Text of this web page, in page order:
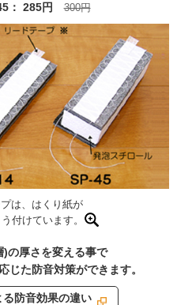
： 285円300円
は、はくり紙が
付けています。
)の厚さを変える事で
じた防音対策ができます。
る防音効果の違い